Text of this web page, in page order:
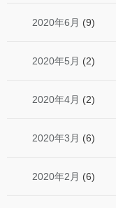
2020年6月 (9)
2020年5月 (2)
2020年4月 (2)
2020年3月 (6)
2020年2月 (6)